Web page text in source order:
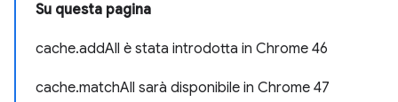
Su questa pagina
cache.addAll è stata introdotta in Chrome 46
cache.matchAll sarà disponibile in Chrome 47